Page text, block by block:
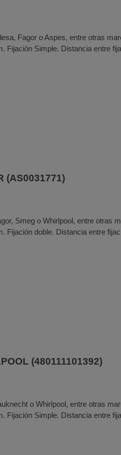
Fagor o Aspes, entre otras
Fijación Simple. Distancia entre
(AS0031771)
Smeg o Whirlpool, entre otras
Fijación doble. Distancia entre
(480111101392)
o Whirlpool, entre otras
Fijación Simple. Distancia entre